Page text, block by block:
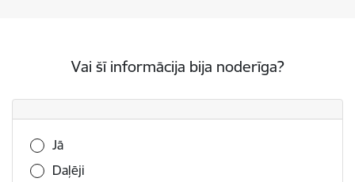
Vai šī informācija bija noderīga?
Vai šī informācija bija noderīga?
Jā
Daļēji